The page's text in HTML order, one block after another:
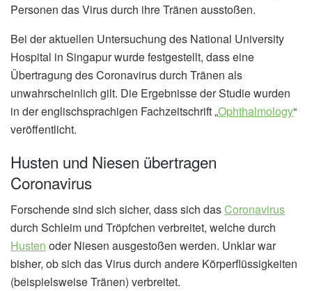
Personen das Virus durch ihre Tränen ausstoßen.
Bei der aktuellen Untersuchung des National University
Hospital in Singapur wurde festgestellt, dass eine
Übertragung des Coronavirus durch Tränen als
unwahrscheinlich gilt. Die Ergebnisse der Studie wurden
in der englischsprachigen Fachzeitschrift „Ophthalmology“
veröffentlicht.
Husten und Niesen übertragen
Coronavirus
Forschende sind sich sicher, dass sich dasCoronavirus
durch Schleim und Tröpfchen verbreitet, welche durch
Husten oder Niesen ausgestoßen werden. Unklar war
bisher, ob sich das Virus durch andere Körperflüssigkeiten
(beispielsweise Tränen) verbreitet.